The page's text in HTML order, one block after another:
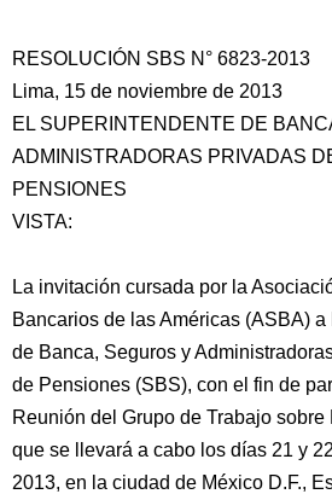
RESOLUCIÓN SBS N° 6823-2013
Lima, 15 de noviembre de 2013
EL SUPERINTENDENTE DE
ADMINISTRADORAS PRIVADAS
PENSIONES
VISTA:
La invitación cursada por la
Bancarios de las Américas (ASBA)
de Banca, Seguros y
de Pensiones (SBS), con el fin de
Reunión del Grupo de Trabajo sobre
que se llevará a cabo los días 21 y
2013, en la ciudad de México D.F.,